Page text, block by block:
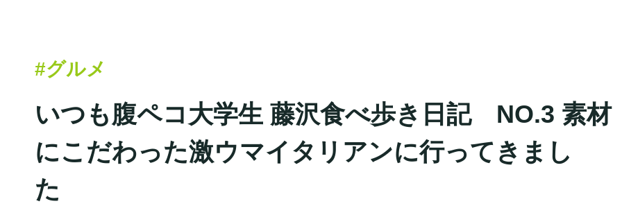
#グルメ
いつも腹ペコ大学生 藤沢食べ歩き日記 NO.3 素材
にこだわった激ウマイタリアンに行ってきまし
た